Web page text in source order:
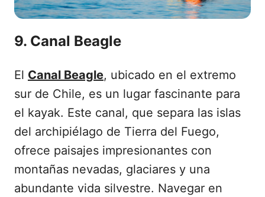
9. Canal Beagle
El Canal Beagle, ubicado en el extremo
sur de Chile, es un lugar fascinante para
el kayak. Este canal, que separa las islas
del archipiélago de Tierra del Fuego,
ofrece paisajes impresionantes con
montañas nevadas, glaciares y una
abundante vida silvestre. Navegar en